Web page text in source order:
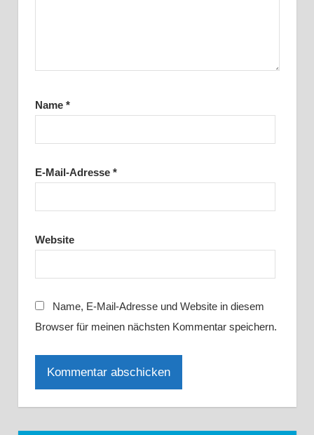
Name *
E-Mail-Adresse *
Website
Name, E-Mail-Adresse und Website in diesem
Browser für meinen nächsten Kommentar speichern.